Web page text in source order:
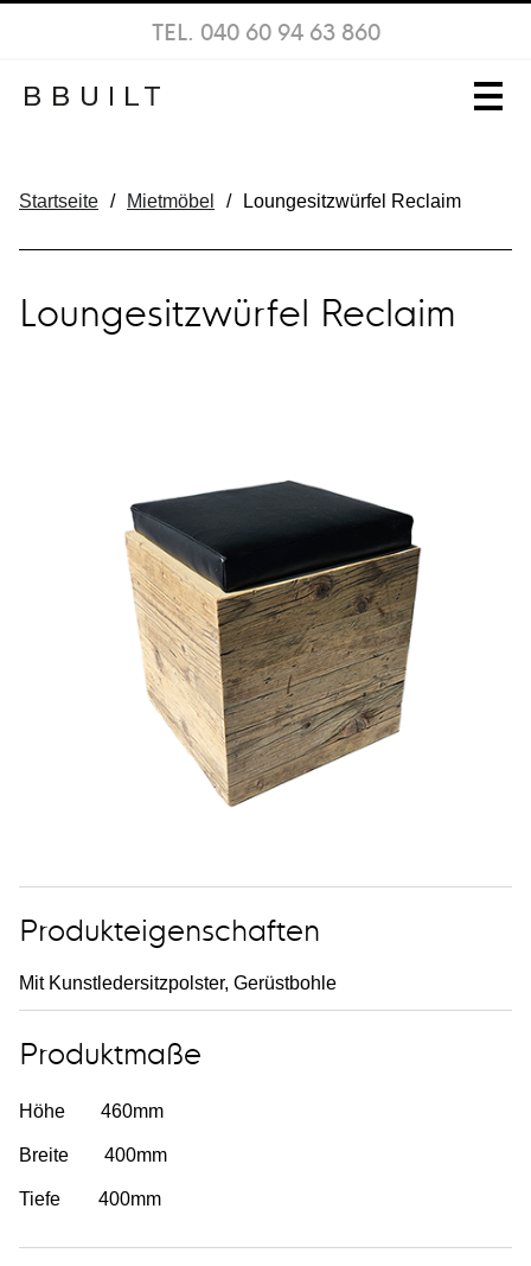
TEL. 040 60 94 63 860
Startseite / Mietmöbel / Loungesitzwürfel Reclaim
Loungesitzwürfel Reclaim
Produkteigenschaften
Mit Kunstledersitzpolster, Gerüstbohle
Produktmaße
Höhe 460mm
Breite 400mm
Tiefe 400mm